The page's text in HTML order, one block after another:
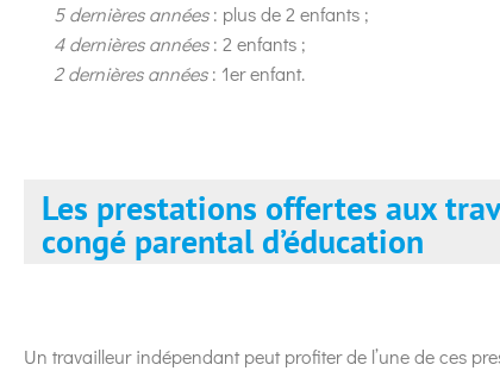
5 dernières années: plus de 2 enfants ;
4 dernières années: 2 enfants ;
2 dernières années: 1er enfant.
Les prestations offertes aux
congé parental d’éducation
Un travailleur indépendant peut profiter de l’une de ces